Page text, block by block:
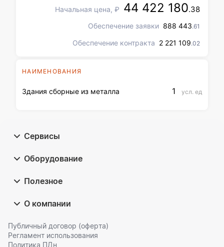
Начальная цена, ₽ 44 422 180.38
Обеспечение заявки 888 443.61
Обеспечение контракта 2 221 109.02
НАИМЕНОВАНИЯ
Здания сборные из металла 1 усл. ед
Сервисы
Оборудование
Полезное
О компании
Публичный договор (оферта)
Регламент использования
Политика ПДн